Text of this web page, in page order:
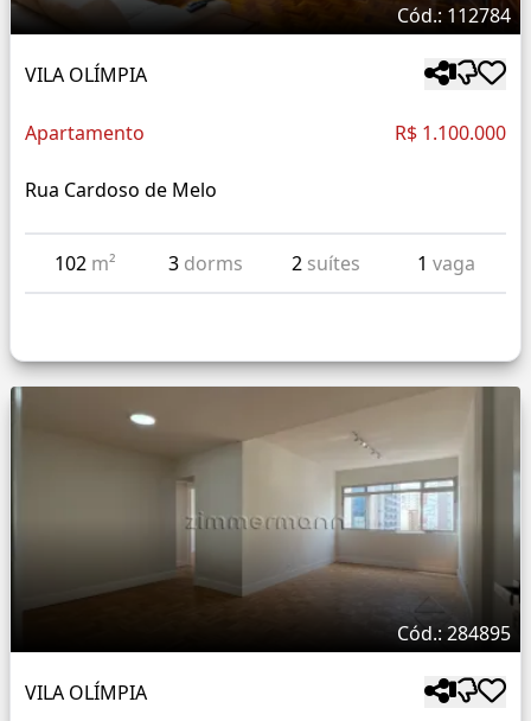
Cód.: 112784
VILA OLÍMPIA
Apartamento R$ 1.100.000
Rua Cardoso de Melo
102 m² 3 dorms 2 suítes 1 vaga
Cód.: 284895
VILA OLÍMPIA